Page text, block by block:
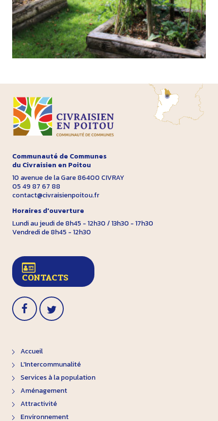
Communauté de Communes
du Civraisien en Poitou
10 avenue de la Gare 86400 CIVRAY
05 49 87 67 88
contact@civraisienpoitou.fr
Horaires d'ouverture
Lundi au jeudi de 8h45 - 12h30 / 13h30 - 17h30
Vendredi de 8h45 - 12h30
CONTACTS
Accueil
L'Intercommunalité
Services à la population
Aménagement
Attractivité
Environnement